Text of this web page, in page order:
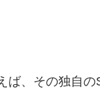
、その独自の